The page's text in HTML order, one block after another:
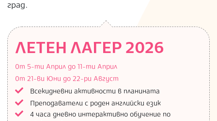
град.
ЛЕТЕН ЛАГЕР 2026
0т 5-ти Април до 11-ти Април
0т 21-ви Юни до 22-ри Август
Всекидневни активности в планината
Преподаватели с роден английски език
4 часа дневно интерактивно обучение по